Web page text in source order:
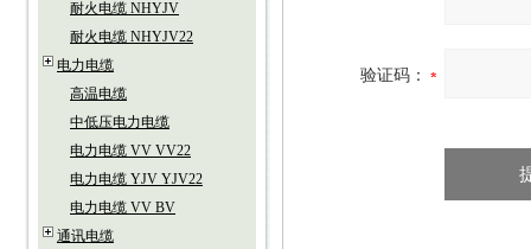
耐火电缆 NHYJV
耐火电缆 NHYJV22
电力电缆
高温电缆
中低压电力电缆
电力电缆 VV VV22
电力电缆 YJV YJV22
电力电缆 VV BV
通讯电缆
验证码：